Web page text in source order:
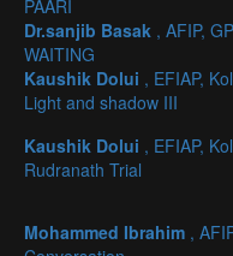
PAARI
Dr.sanjib Basak , AFIP,
WAITING
Kaushik Dolui , EFIAP,
Light and shadow III
Kaushik Dolui , EFIAP,
Rudranath Trial
Mohammed Ibrahim ,